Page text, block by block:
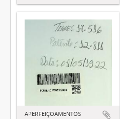
APERFEIÇOAMENTOS